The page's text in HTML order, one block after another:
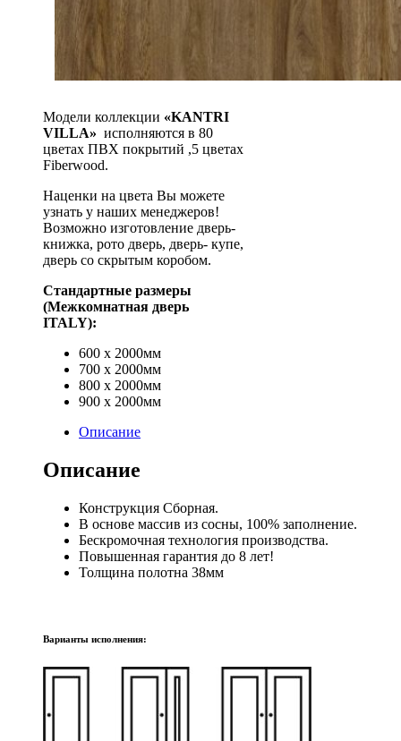
Модели коллекции «KANTRI
VILLA» исполняются в 80
цветах ПВХ покрытий ,5 цветах
Fiberwood.
Наценки на цвета Вы можете
узнать у наших менеджеров!
Возможно изготовление дверь-
книжка, рото дверь, дверь- купе,
дверь со скрытым коробом.
Стандартные размеры
(Межкомнатная дверь
ITALY):
600 х 2000мм
700 х 2000мм
800 х 2000мм
900 х 2000мм
Описание
Описание
Конструкция Сборная.
В основе массив из сосны, 100% заполнение.
Бескромочная технология производства.
Повышенная гарантия до 8 лет!
Толщина полотна 38мм
Варианты исполнения: